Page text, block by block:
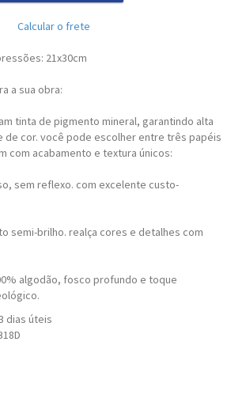
Calcular o frete
21x30cm
a sua obra:
tinta de pigmento mineral, garantindo alta
de cor. você pode escolher entre três papéis
com acabamento e textura únicos:
sem reflexo. com excelente custo-
semi-brilho. realça cores e detalhes com
algodão, fosco profundo e toque
dias úteis